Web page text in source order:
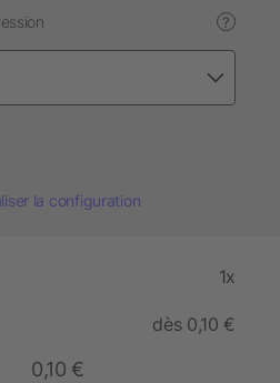
?
la configuration
1x
dès 0,10 €
0,10 €